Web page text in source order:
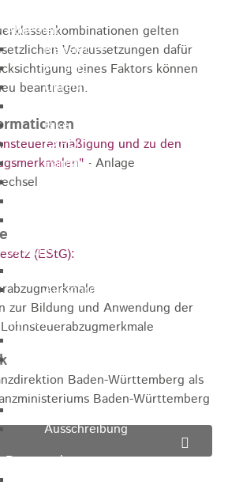
Allgemein
Newsletter
Anfahrt
Unterkunft
Bike Waschplatz
EXPO
Palmares
U9 - U15
Ausschreibung
Marathon
Enduro
Ausschreibung
Pumptrack
gelten
Voraussetzungen dafür
eines Faktors können
beantragen.
und zu den
- Anlage
(EStG):
zur Bildung und Anwendung der
Baden-Württemberg als
Baden-Württemberg